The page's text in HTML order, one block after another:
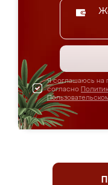
Я соглашаюсь на
согласно